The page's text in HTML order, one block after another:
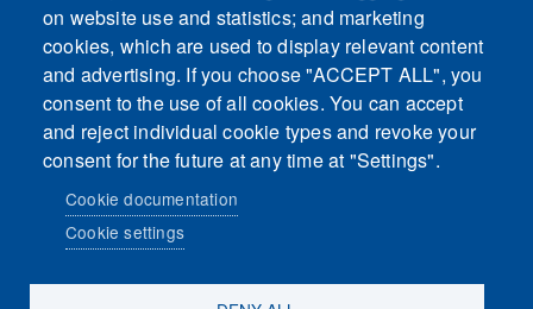
ACCEPT ALL COOKIES
Only accept Embeds cookies
Sosiaalinen media
on website use and statistics; and marketing
cookies, which are used to display relevant content
and advertising. If you choose "ACCEPT ALL", you
consent to the use of all cookies. You can accept
and reject individual cookie types and revoke your
consent for the future at any time at "Settings".
Cookie documentation
Cookie settings